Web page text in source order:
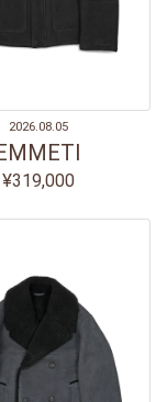
2026.08.05
¥319,000